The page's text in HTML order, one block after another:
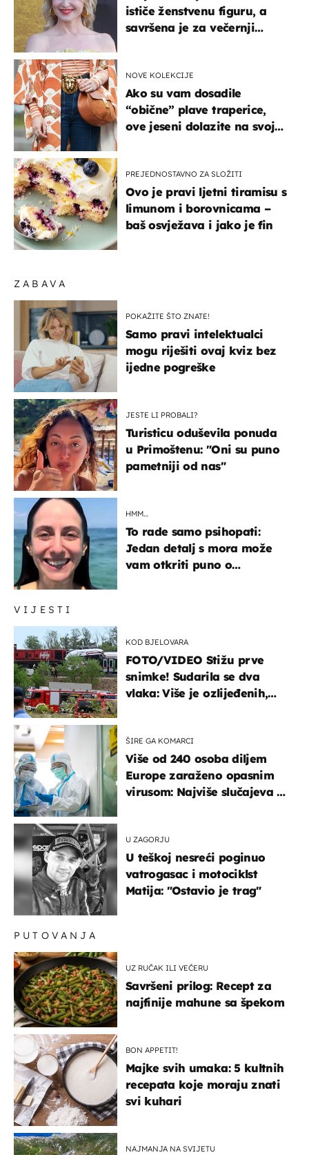
VIJESTI
KOD BJELOVARA
FOTO/VIDEO Stižu prve
snimke! Sudarila se dva
vlaka: Više je ozlijeđenih,
ŠIRE GA KOMARCI
Više od 240 osoba diljem
Europe zaraženo opasnim
virusom: Najviše slučajeva u
U ZAGORJU
U teškoj nesreći poginuo
vatrogasac i motociklst
Matija: "Ostavio je trag"
ZABAVA
POKAŽITE ŠTO ZNATE!
Samo pravi intelektualci
mogu riješiti ovaj kviz bez
ijedne pogreške
JESTE LI PROBALI?
Turisticu oduševila ponuda
u Primoštenu: "Oni su puno
pametniji od nas"
HMM…
To rade samo psihopati:
Jedan detalj s mora može
vam otkriti puno o
PUTOVANJA
UZ RUČAK ILI VEČERU
Savršeni prilog: Recept za
najfinije mahune sa špekom
BON APPETIT!
Majke svih umaka: 5 kultnih
recepata koje moraju znati
svi kuhari
NAJMANJA NA SVIJETU
ističe ženstvenu figuru, a
savršena je za večernji
NOVE KOLEKCIJE
Ako su vam dosadile
“obične” plave traperice,
ove jeseni dolazite na svoje
PREJEDNOSTAVNO ZA SLOŽITI
Ovo je pravi ljetni tiramisu s
limunom i borovnicama –
baš osvježava i jako je fin